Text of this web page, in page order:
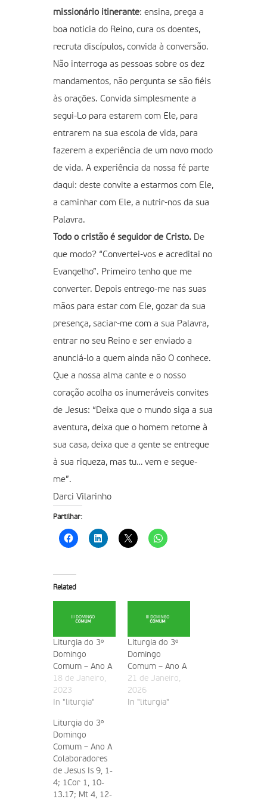
missionário itinerante: ensina, prega a
boa noticia do Reino, cura os doentes,
recruta discípulos, convida à conversão.
Não interroga as pessoas sobre os dez
mandamentos, não pergunta se são fiéis
às orações. Convida simplesmente a
segui-Lo para estarem com Ele, para
entrarem na sua escola de vida, para
fazerem a experiência de um novo modo
de vida. A experiência da nossa fé parte
daqui: deste convite a estarmos com Ele,
a caminhar com Ele, a nutrir-nos da sua
Palavra.
Todo o cristão é seguidor de Cristo. De
que modo? “Convertei-vos e acreditai no
Evangelho”. Primeiro tenho que me
converter. Depois entrego-me nas suas
mãos para estar com Ele, gozar da sua
presença, saciar-me com a sua Palavra,
entrar no seu Reino e ser enviado a
anunciá-lo a quem ainda não O conhece.
Que a nossa alma cante e o nosso
coração acolha os inumeráveis convites
de Jesus: “Deixa que o mundo siga a sua
aventura, deixa que o homem retorne à
sua casa, deixa que a gente se entregue
à sua riqueza, mas tu… vem e segue-
me”.
Darci Vilarinho
Partilhar:
Related
Liturgia do 3º
Domingo
Comum – Ano A
18 de Janeiro,
2023
In "liturgia"
Liturgia do 3º
Domingo
Comum – Ano A
21 de Janeiro,
2026
In "liturgia"
Liturgia do 3º
Domingo
Comum – Ano A
Colaboradores
de Jesus Is 9, 1-
4; 1Cor 1, 10-
13.17; Mt 4, 12-